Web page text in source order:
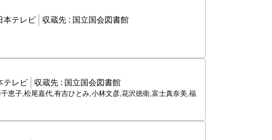
本テレビ 収蔵先 : 国立国会図書館
テレビ 収蔵先 : 国立国会図書館
恵子,松尾嘉代,有吉ひとみ,小林文彦,花沢徳衛,富士真奈美,福